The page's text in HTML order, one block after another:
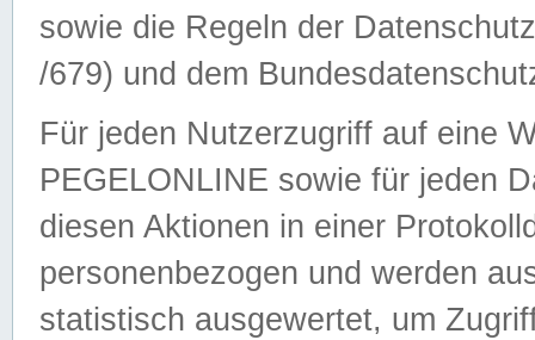
sowie die Regeln der
/679) und dem
Für jeden Nutzerzugriff auf eine
PEGELONLINE sowie für jeden
diesen Aktionen in einer
personenbezogen und werden
statistisch ausgewertet, um